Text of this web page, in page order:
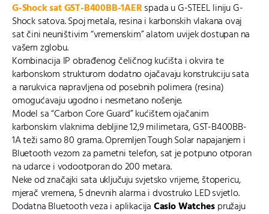
G-Shock sat GST-B400BB-1AERspada u G-STEEL liniju G-
Shock satova. Spoj metala, resina i karbonskih vlakana ovaj
sat čini neuništivim “vremenskim” alatom uvijek dostupan na
vašem zglobu.
Kombinacija IP obrađenog čeličnog kućišta i okvira te
karbonskom strukturom dodatno ojačavaju konstrukciju sata
a narukvica napravljena od posebnih polimera (resina)
omogućavaju ugodno i nesmetano nošenje.
Model sa “Carbon Core Guard” kućištem ojačanim
karbonskim vlaknima debljine 12,9 milimetara, GST-B400BB-
1A teži samo 80 grama. Opremljen Tough Solar napajanjem i
Bluetooth vezom za pametni telefon, sat je potpuno otporan
na udarce i vodootporan do 200 metara.
Neke od značajki sata uključuju svjetsko vrijeme, štopericu,
mjerač vremena, 5 dnevnih alarma i dvostruko LED svjetlo.
Dodatna Bluetooth veza i aplikacijaCasio Watchespružaju